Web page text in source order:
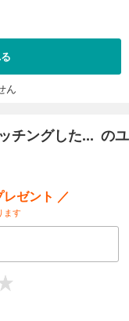
ん
チングした... のユ
ゼント ／
ます